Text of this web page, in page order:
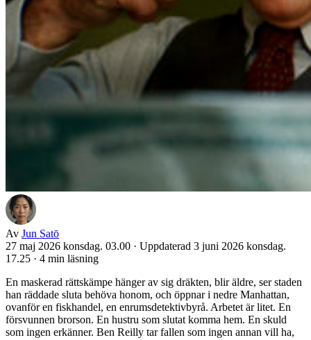
Av Jun Satō
27 maj 2026 konsdag. 03.00 · Uppdaterad 3 juni 2026 konsdag.
17.25 · 4 min läsning
En maskerad rättskämpe hänger av sig dräkten, blir äldre, ser staden
han räddade sluta behöva honom, och öppnar i nedre Manhattan,
ovanför en fiskhandel, en enrumsdetektivbyrå. Arbetet är litet. En
försvunnen brorson. En hustru som slutat komma hem. En skuld
som ingen erkänner. Ben Reilly tar fallen som ingen annan vill ha,